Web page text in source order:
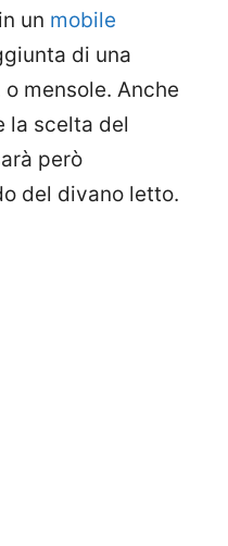
un mobile
di una
mensole. Anche
la scelta del
però
del divano letto.